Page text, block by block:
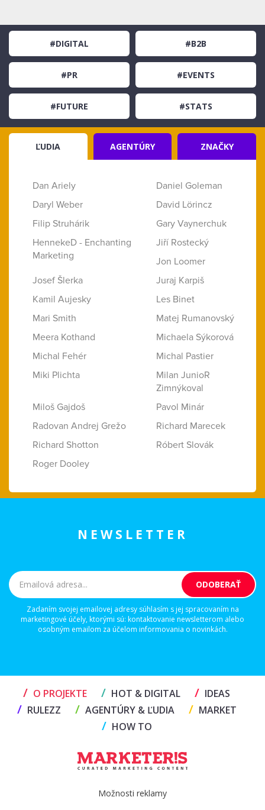
#DIGITAL #B2B
#PR #EVENTS
#FUTURE #STATS
ĽUDIA AGENTÚRY ZNAČKY
Dan Ariely
Daniel Goleman
Daryl Weber
David Lörincz
Filip Struhárik
Gary Vaynerchuk
HennekeD - Enchanting
Marketing
Jiří Rostecký
Jon Loomer
Josef Šlerka
Juraj Karpiš
Kamil Aujesky
Les Binet
Mari Smith
Matej Rumanovský
Meera Kothand
Michaela Sýkorová
Michal Fehér
Michal Pastier
Miki Plichta
Milan JunioR
Zimnýkoval
Miloš Gajdoš
Pavol Minár
Radovan Andrej Grežo
Richard Marecek
Richard Shotton
Róbert Slovák
Roger Dooley
NEWSLETTER
Zadaním svojej emailovej adresy súhlasím s jej spracovaním na
marketingové účely, ktorými sú: kontaktovanie newsletterom alebo
osobným emailom za účelom informovania o novinkách.
/ O PROJEKTE / HOT & DIGITAL / IDEAS
/ RULEZZ / AGENTÚRY & ĽUDIA / MARKET
/ HOW TO
Možnosti reklamy